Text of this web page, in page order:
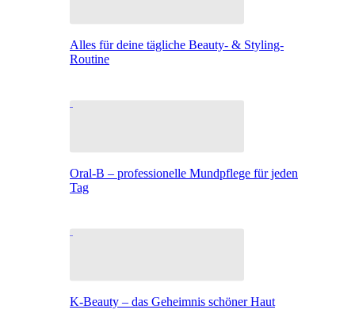
Alles für deine tägliche Beauty- & Styling-
Routine
Oral-B – professionelle Mundpflege für jeden
Tag
K-Beauty – das Geheimnis schöner Haut